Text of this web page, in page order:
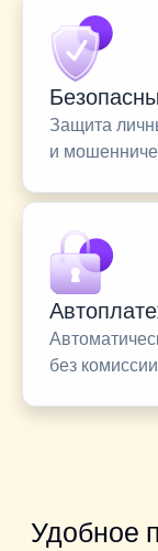
Защита
и
без
Удобное